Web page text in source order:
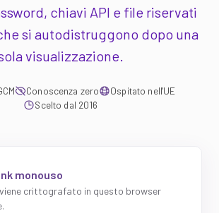
chiavi API e file riservati
si autodistruggono dopo una
visualizzazione.
Conoscenza zero
Ospitato nell'UE
Scelto dal 2016
monouso
crittografato in questo browser